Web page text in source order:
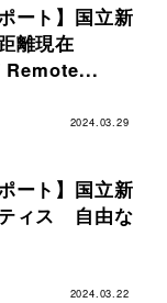
ート】国立新
離現在
2024.03.29
ート】国立新
ィス 自由な
2024.03.22